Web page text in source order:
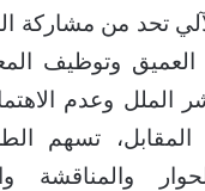
تحد من مشاركة
وتوظيف
الملل وعدم
تسهم
والمناقشة